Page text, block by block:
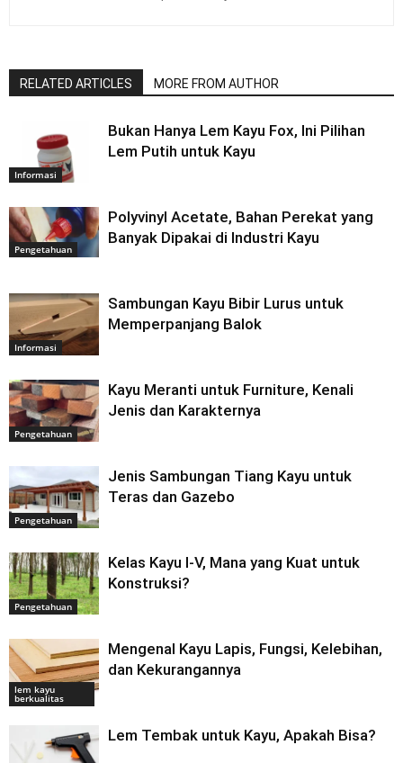
RELATED ARTICLES MORE FROM AUTHOR
Informasi
Bukan Hanya Lem Kayu Fox, Ini Pilihan
Lem Putih untuk Kayu
Pengetahuan
Polyvinyl Acetate, Bahan Perekat yang
Banyak Dipakai di Industri Kayu
Informasi
Sambungan Kayu Bibir Lurus untuk
Memperpanjang Balok
Pengetahuan
Kayu Meranti untuk Furniture, Kenali
Jenis dan Karakternya
Pengetahuan
Jenis Sambungan Tiang Kayu untuk
Teras dan Gazebo
Pengetahuan
Kelas Kayu I-V, Mana yang Kuat untuk
Konstruksi?
lem kayu
berkualitas
Mengenal Kayu Lapis, Fungsi, Kelebihan,
dan Kekurangannya
Lem Tembak untuk Kayu, Apakah Bisa?